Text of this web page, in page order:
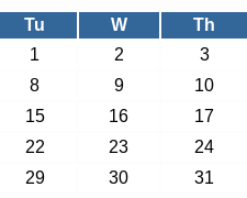
Tu W Th
1
2 3
8 9 10
15 16 17
22 23 24
29 30 31